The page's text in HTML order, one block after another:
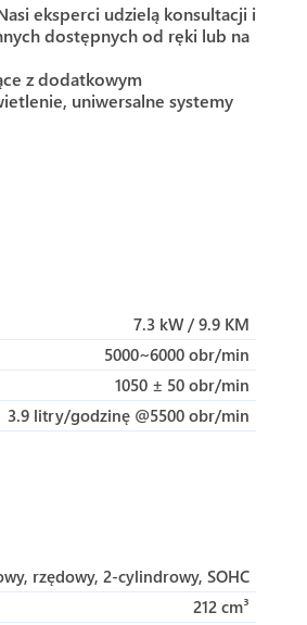
eksperci udzielą konsultacji i
dostępnych od ręki lub na
z dodatkowym
uniwersalne systemy
7.3 kW / 9.9 KM
5000~6000 obr/min
1050 ± 50 obr/min
3.9 litry/godzinę @5500 obr/min
rzędowy, 2-cylindrowy, SOHC
212 cm³